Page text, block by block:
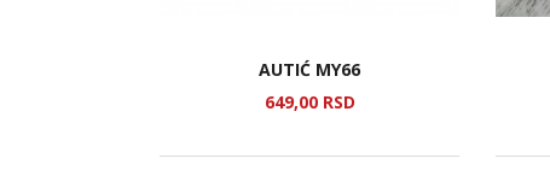
AUTIĆ MY66
649,00 RSD